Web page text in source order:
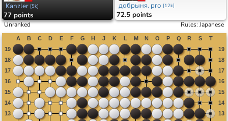
Kanzler [5k]
77 points
добрыня. pro [12k]
72.5 points
Unranked Rules:Japanese